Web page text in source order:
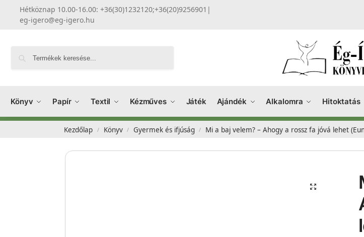
Hétköznap 10.00-16.00: +36(30)1232120;+36(20)9256901 |
eg-igero@eg-igero.hu
Könyv Papír Textil Kézműves Játék Ajándék Alkalomra Hitoktatás
Kezdőlap / Könyv / Gyermek és ifjúság / Mi a baj velem? – Ahogy a rossz fa jóvá lehet